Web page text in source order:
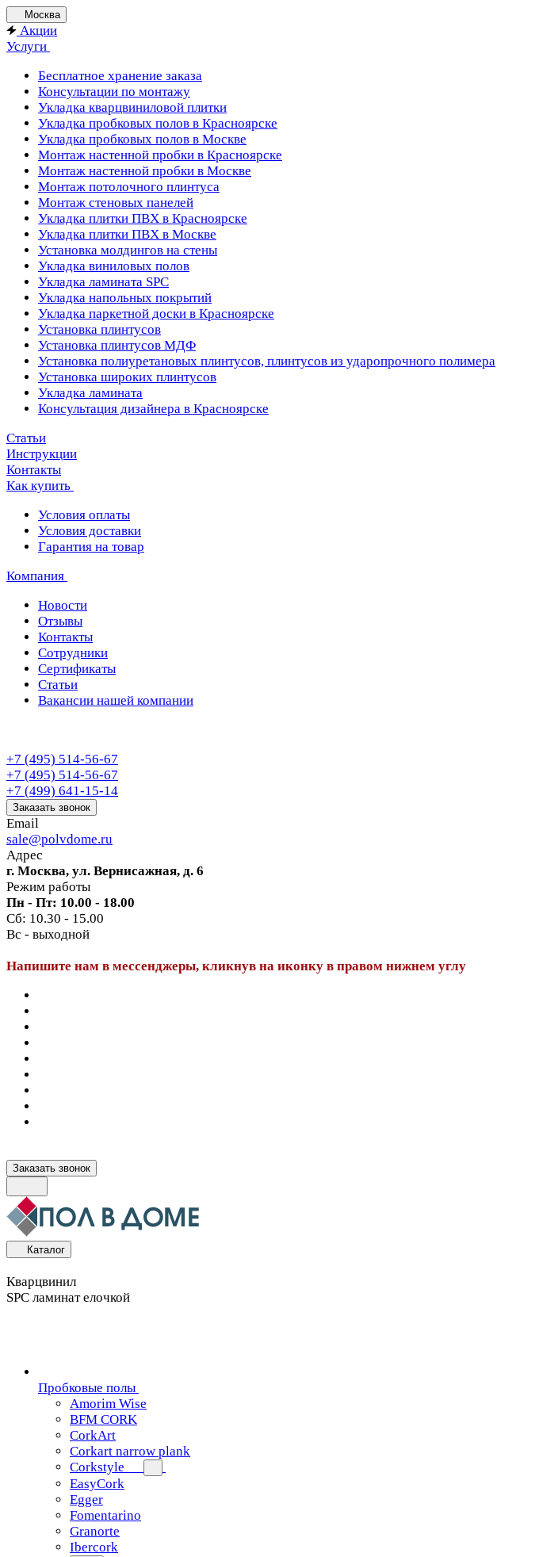
Москва
Акции
Услуги
Бесплатное хранение заказа
Консультации по монтажу
Укладка кварцвиниловой плитки
Укладка пробковых полов в Красноярске
Укладка пробковых полов в Москве
Монтаж настенной пробки в Красноярске
Монтаж настенной пробки в Москве
Монтаж потолочного плинтуса
Монтаж стеновых панелей
Укладка плитки ПВХ в Красноярске
Укладка плитки ПВХ в Москве
Установка молдингов на стены
Укладка виниловых полов
Укладка ламината SPC
Укладка напольных покрытий
Укладка паркетной доски в Красноярске
Установка плинтусов
Установка плинтусов МДФ
Установка полиуретановых плинтусов, плинтусов из ударопрочного полимера
Установка широких плинтусов
Укладка ламината
Консультация дизайнера в Красноярске
Статьи
Инструкции
Контакты
Как купить
Условия оплаты
Условия доставки
Гарантия на товар
Компания
Новости
Отзывы
Контакты
Сотрудники
Сертификаты
Статьи
Вакансии нашей компании
+7 (495) 514-56-67
+7 (495) 514-56-67
+7 (499) 641-15-14
Заказать звонок
Email
sale@polvdome.ru
Адрес
г. Москва, ул. Вернисажная, д. 6
Режим работы
Пн - Пт: 10.00 - 18.00
Сб: 10.30 - 15.00
Вс - выходной
Напишите нам в мессенджеры, кликнув на иконку в правом нижнем углу
Заказать звонок
Каталог
Кварцвинил
SPC ламинат елочкой
Пробковые полы
Amorim Wise
BFM CORK
CorkArt
Corkart narrow plank
Corkstyle
EasyCork
Egger
Fomentarino
Granorte
Ibercork